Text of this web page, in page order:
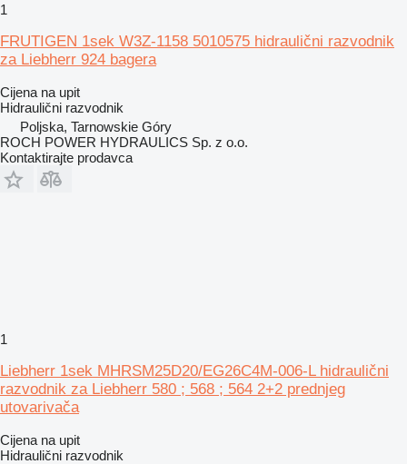
1
FRUTIGEN 1sek W3Z-1158 5010575 hidraulični razvodnik
za Liebherr 924 bagera
Cijena na upit
Hidraulični razvodnik
Poljska, Tarnowskie Góry
ROCH POWER HYDRAULICS Sp. z o.o.
Kontaktirajte prodavca
1
Liebherr 1sek MHRSM25D20/EG26C4M-006-L hidraulični
razvodnik za Liebherr 580 ; 568 ; 564 2+2 prednjeg
utovarivača
Cijena na upit
Hidraulični razvodnik